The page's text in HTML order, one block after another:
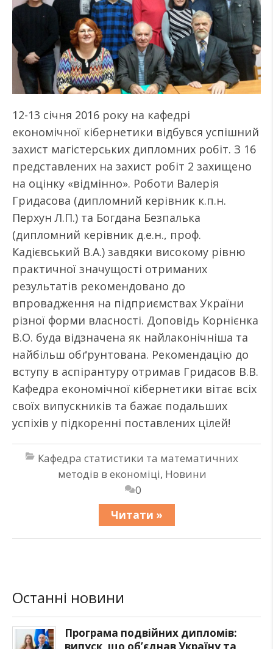
12-13 січня 2016 року на кафедрі
економічної кібернетики відбувся успішний
захист магістерських дипломних робіт. З 16
представлених на захист робіт 2 захищено
на оцінку «відмінно». Роботи Валерія
Гридасова (дипломний керівник к.п.н.
Перхун Л.П.) та Богдана Безпалька
(дипломний керівник д.е.н., проф.
Кадієвський В.А.) завдяки високому рівню
практичної значущості отриманих
результатів рекомендовано до
впровадження на підприємствах України
різної форми власності. Доповідь Корнієнка
В.О. буда відзначена як найлаконічніша та
найбільш обґрунтована. Рекомендацію до
вступу в аспірантуру отримав Гридасов В.В.
Кафедра економічної кібернетики вітає всіх
своїх випускників та бажає подальших
успіхів у підкоренні поставлених цілей!
Кафедра статистики та математичних
методів в економіці, Новини
0
Читати »
Останні новини
Програма подвійних дипломів: